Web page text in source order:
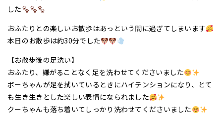
した
おふたりとの楽しいお散歩はあっという間に過ぎてしまいます
本日のお散歩は約30分でした
【お散歩後の足洗い】
おふたり、嫌がることなく足を洗わせてくださいました
ボーちゃんが足を拭いているときにハイテンションになり、とて
も生き生きとした楽しい表情になられました
クーちゃんも落ち着いてしっかり洗わせてくださいました